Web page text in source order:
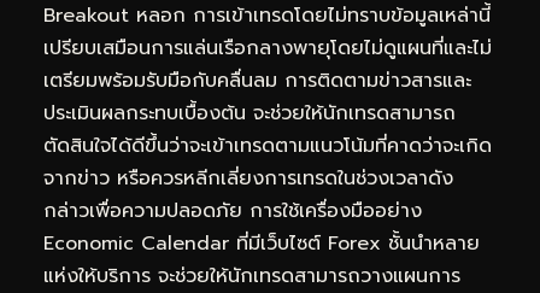
Breakout หลอก การเข้าเทรดโดยไม่ทราบข้อมูลเหล่านี้
เปรียบเสมือนการแล่นเรือกลางพายุโดยไม่ดูแผนที่และไม่
เตรียมพร้อมรับมือกับคลื่นลม การติดตามข่าวสารและ
ประเมินผลกระทบเบื้องต้น จะช่วยให้นักเทรดสามารถ
ตัดสินใจได้ดีขึ้นว่าจะเข้าเทรดตามแนวโน้มที่คาดว่าจะเกิด
จากข่าว หรือควรหลีกเลี่ยงการเทรดในช่วงเวลาดัง
กล่าวเพื่อความปลอดภัย การใช้เครื่องมืออย่าง
Economic Calendar ที่มีเว็บไซต์ Forex ชั้นนำหลาย
แห่งให้บริการ จะช่วยให้นักเทรดสามารถวางแผนการ